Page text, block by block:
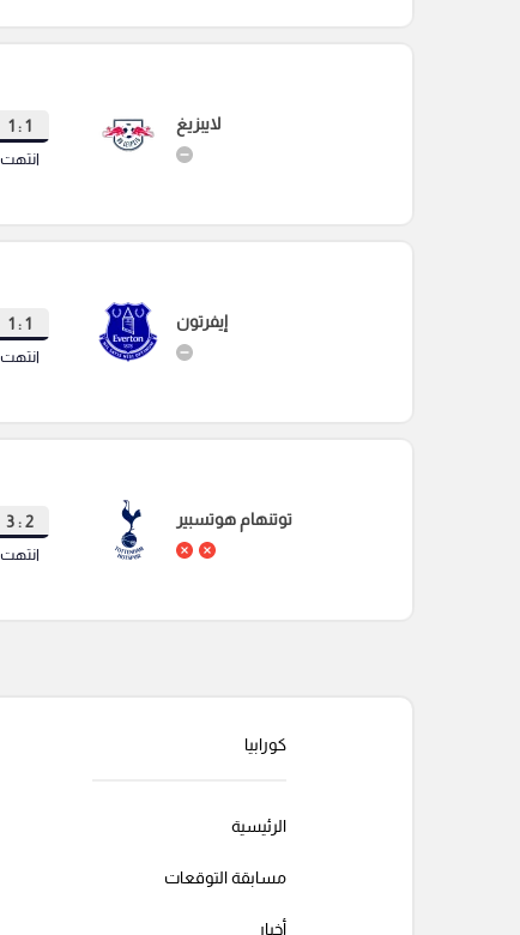
لايبزيغ 1 : 1
انتهت
إيفرتون 1 : 1
انتهت
توتنهام هوتسبير 2 : 3
انتهت
كورابيا
الرئيسية
مسابقة التوقعات
أخبار